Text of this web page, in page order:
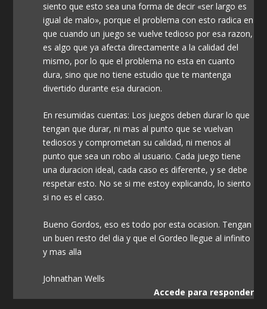
siento que esto sea una forma de decir «ser largo es
igual de malo», porque el problema con esto radica en
que cuando un juego se vuelve tedioso por esa razon,
es algo que ya afecta directamente a la calidad del
mismo, por lo que el problema no esta en cuanto
dura, sino que no tiene estudio que te mantenga
divertido durante esa duracion.
En resumidas cuentas: Los juegos deben durar lo que
tengan que durar, ni mas al punto que se vuelvan
tediosos y comprometan su calidad, ni menos al
punto que sea un robo al usuario. Cada juego tiene
una duracion ideal, cada caso es diferente, y se debe
respetar esto. No se si me estoy explicando, lo siento
si no es el caso.
Bueno Gordos, eso es todo por esta ocasion. Tengan
un buen resto del dia y que el Gordeo llegue al infinito
y mas alla
Johnathan Wells
Accede para responder